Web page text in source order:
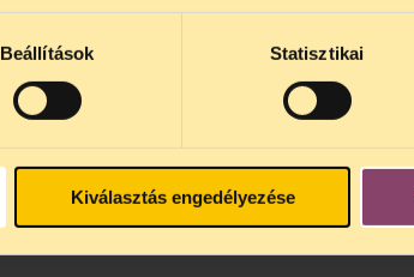
Beállítások Statisztikai
Kiválasztás engedélyezése